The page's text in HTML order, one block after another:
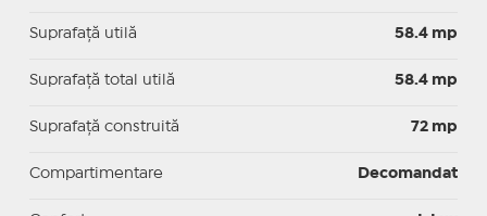
Suprafaţă utilă 58.4 mp
Suprafaţă total utilă 58.4 mp
Suprafaţă construită 72 mp
Compartimentare Decomandat